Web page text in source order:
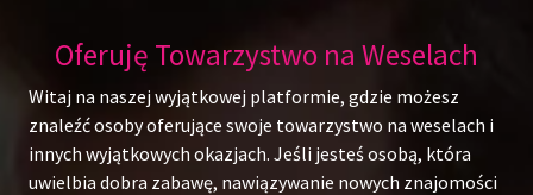
Oferuję Towarzystwo na Weselach
Witaj na naszej wyjątkowej platformie, gdzie możesz
znaleźć osoby oferujące swoje towarzystwo na weselach i
innych wyjątkowych okazjach. Jeśli jesteś osobą, która
uwielbia dobra zabawę, nawiązywanie nowych znajomości